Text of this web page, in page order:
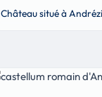
Château situé à